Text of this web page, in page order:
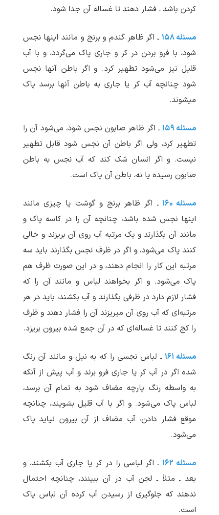
کردن باشد ـ فشار دهند تا غساله آن جدا شود.
مسئله ۱۵۸
ـ اگر ظاهر گندم و برنج و مانند اینها نجس
شود، با فرو بردن در کر و جاری پاک می‌گردد، و با آب
قلیل نیز می‌شود تطهیر کرد. و اگر باطن آنها نجس
شود چنانچه آب کر یا جاری به باطن آنها برسد پاک
می‏شوند.
مسئله ۱۵۹
ـ اگر ظاهر صابون نجس شود، می‌شود آن را
تطهیر کرد، ولی اگر باطن آن نجس شود قابل تطهیر
نیست. و اگر انسان شک کند که آب نجس به باطن
صابون رسیده یا نه، باطن آن پاک است.
مسئله ۱۶۰
ـ اگر ظاهر برنج و گوشت یا چیزی مانند
اینها نجس شده باشد، چنانچه آن را در کاسه پاک و
مانند آن بگذارند و یک مرتبه آب روی آن بریزند و خالی
کنند پاک می‌شود، و اگر در ظرف نجس بگذارند باید سه
مرتبه این کار را انجام دهند، و در این صورت ظرف هم
پاک می‌شود. و اگر بخواهند لباس و مانند آن را که
فشار لازم دارد در ظرفی بگذارند و آب بکشند، باید در هر
مرتبه‌ای که آب روی آن می‏ریزند آن را فشار دهند و ظرف
را کج کنند تا غساله‌ای که در آن جمع شده بیرون بریزد.
مسئله ۱۶۱
ـ لباس نجسی را که به نیل و مانند آن رنگ
شده اگر در آب کر یا جاری فرو برند و آب پیش از آنکه
به واسطه رنگ پارچه مضاف شود به تمام آن برسد،
لباس پاک می‌شود. و اگر با آب قلیل بشویند، چنانچه
موقع فشار دادن، آب مضاف از آن بیرون نیاید پاک
می‌شود.
مسئله ۱۶۲
ـ اگر لباسی را در کر یا جاری آب بکشند، و
بعد ـ مثلاً ـ لجن آب در آن ببینند، چنانچه احتمال
ندهند که جلوگیری از رسیدن آب کرده آن لباس پاک
است.